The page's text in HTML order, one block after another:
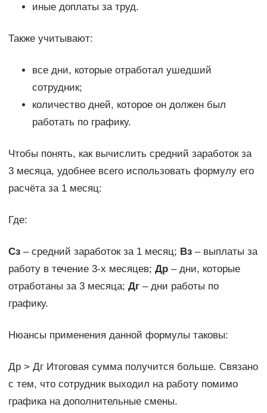
иные доплаты за труд.
Также учитывают:
все дни, которые отработал ушедший
сотрудник;
количество дней, которое он должен был
работать по графику.
Чтобы понять, как вычислить средний заработок за
3 месяца, удобнее всего использовать формулу его
расчёта за 1 месяц:
Где:
Сз– средний заработок за 1 месяц; Вз– выплаты за
работу в течение 3-х месяцев; Др– дни, которые
отработаны за 3 месяца; Дг– дни работы по
графику.
Нюансы применения данной формулы таковы:
Др ˃ Дг Итоговая сумма получится больше. Связано
с тем, что сотрудник выходил на работу помимо
графика на дополнительные смены.